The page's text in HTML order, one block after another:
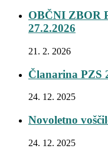
OBČNI ZBOR
27.2.2026
21. 2. 2026
Članarina PZS
24. 12. 2025
Novoletno
24. 12. 2025